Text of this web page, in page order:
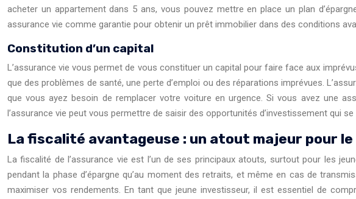
acheter un appartement dans 5 ans, vous pouvez mettre en place un plan
assurance vie comme garantie pour obtenir un prêt immobilier dans des conditions
Constitution d’un capital
L’assurance vie vous permet de vous constituer un capital pour faire face aux
que des problèmes de santé, une perte d’emploi ou des réparations imprévues.
que vous ayez besoin de remplacer votre voiture en urgence. Si vous avez une
l’assurance vie peut vous permettre de saisir des opportunités d’investissement qui
La fiscalité avantageuse : un atout majeur pour
La fiscalité de l’assurance vie est l’un de ses principaux atouts, surtout pour les
pendant la phase d’épargne qu’au moment des retraits, et même en cas de
maximiser vos rendements. En tant que jeune investisseur, il est essentiel de